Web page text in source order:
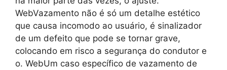
WebVazamento não é só um detalhe estético
que causa incomodo ao usuário, é sinalizador
de um defeito que pode se tornar grave,
colocando em risco a segurança do condutor e
o. WebUm caso específico de vazamento de